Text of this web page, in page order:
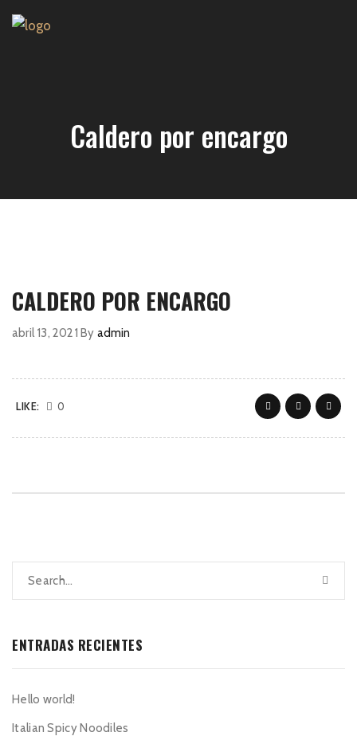
Caldero por encargo
CALDERO POR ENCARGO
abril 13, 2021 By admin
LIKE: 0
ENTRADAS RECIENTES
Hello world!
Italian Spicy Noodiles